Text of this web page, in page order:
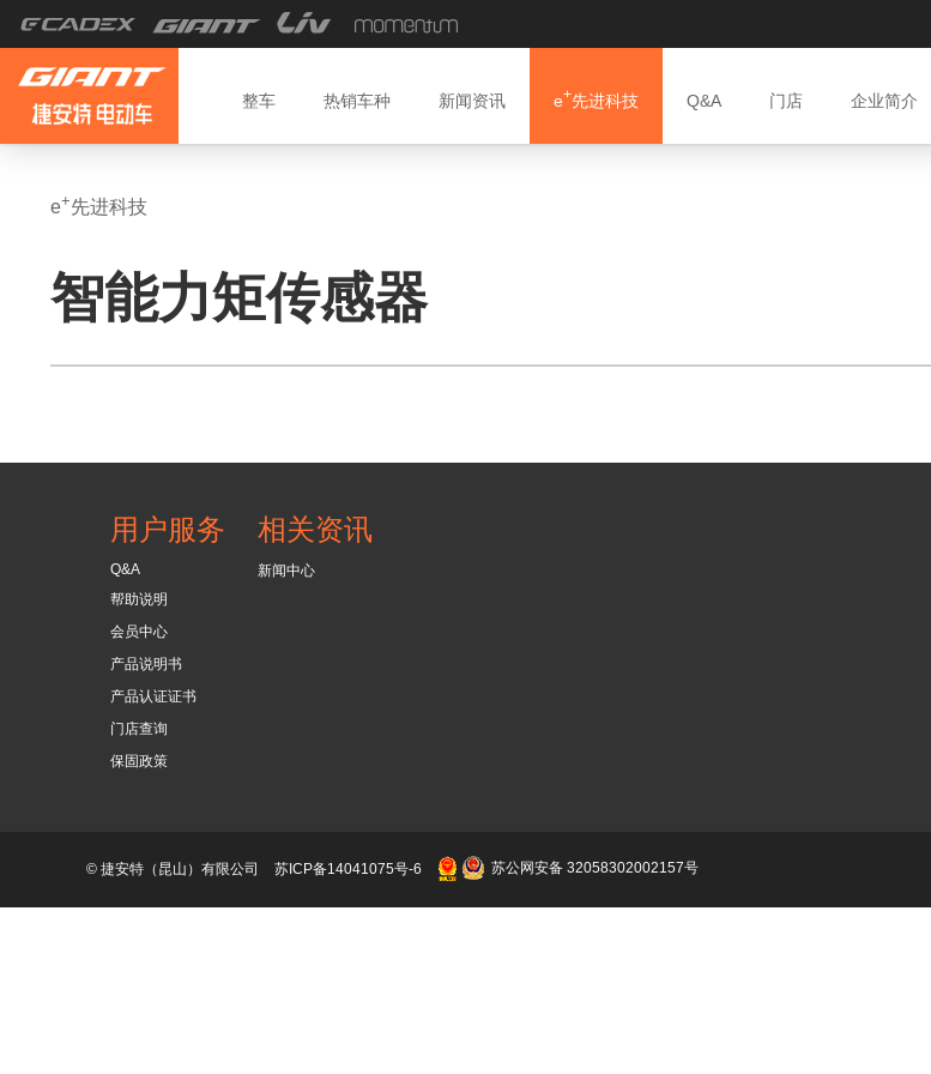
整车 热销车种 新闻资讯 e+先进科技 Q&A 门店 企业简介
e+先进科技
智能力矩传感器
用户服务
Q&A
帮助说明
会员中心
产品说明书
产品认证证书
门店查询
保固政策
相关资讯
新闻中心
© 捷安特（昆山）有限公司 苏ICP备14041075号-6 苏公网安备 32058302002157号